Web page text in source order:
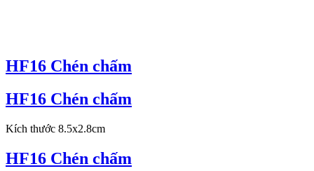
HF16 Chén chấm
HF16 Chén chấm
Kích thước 8.5x2.8cm
HF16 Chén chấm